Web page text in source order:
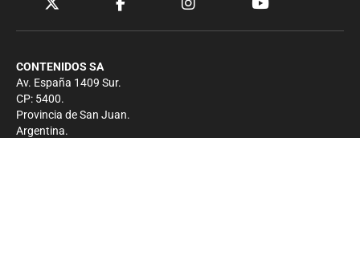
CONTENIDOS SA
Av. España 1409 Sur.
CP: 5400.
Provincia de San Juan.
Argentina.